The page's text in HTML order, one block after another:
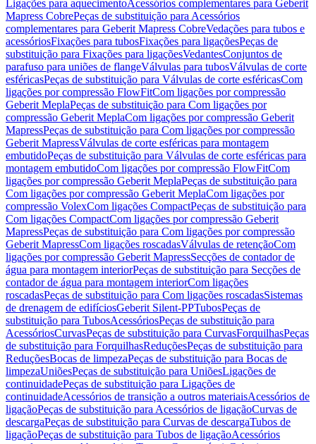
Ligações para aquecimentoAcessórios complementares para Geberit
Mapress CobrePeças de substituição para Acessórios
complementares para Geberit Mapress CobreVedações para tubos e
acessóriosFixações para tubosFixações para ligaçõesPeças de
substituição para Fixações para ligaçõesVedantesConjuntos de
parafuso para uniões de flangeVálvulas para tubosVálvulas de corte
esféricasPeças de substituição para Válvulas de corte esféricasCom
ligações por compressão FlowFitCom ligações por compressão
Geberit MeplaPeças de substituição para Com ligações por
compressão Geberit MeplaCom ligações por compressão Geberit
MapressPeças de substituição para Com ligações por compressão
Geberit MapressVálvulas de corte esféricas para montagem
embutidoPeças de substituição para Válvulas de corte esféricas para
montagem embutidoCom ligações por compressão FlowFitCom
ligações por compressão Geberit MeplaPeças de substituição para
Com ligações por compressão Geberit MeplaCom ligações por
compressão VolexCom ligações CompactPeças de substituição para
Com ligações CompactCom ligações por compressão Geberit
MapressPeças de substituição para Com ligações por compressão
Geberit MapressCom ligações roscadasVálvulas de retençãoCom
ligações por compressão Geberit MapressSecções de contador de
água para montagem interiorPeças de substituição para Secções de
contador de água para montagem interiorCom ligações
roscadasPeças de substituição para Com ligações roscadasSistemas
de drenagem de edifíciosGeberit Silent-PPTubosPeças de
substituição para TubosAcessóriosPeças de substituição para
AcessóriosCurvasPeças de substituição para CurvasForquilhasPeças
de substituição para ForquilhasReduçõesPeças de substituição para
ReduçõesBocas de limpezaPeças de substituição para Bocas de
limpezaUniõesPeças de substituição para UniõesLigações de
continuidadePeças de substituição para Ligações de
continuidadeAcessórios de transição a outros materiaisAcessórios de
ligaçãoPeças de substituição para Acessórios de ligaçãoCurvas de
descargaPeças de substituição para Curvas de descargaTubos de
ligaçãoPeças de substituição para Tubos de ligaçãoAcessórios